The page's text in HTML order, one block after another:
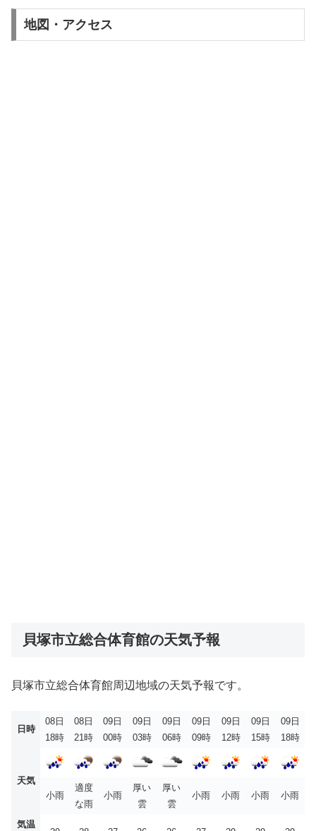
地図・アクセス
貝塚市立総合体育館の天気予報
貝塚市立総合体育館周辺地域の天気予報です。
日時
08日
18時
08日
21時
09日
00時
09日
03時
09日
06時
09日
09時
09日
12時
09日
15時
09日
18時
天気
小雨
適度
な雨
小雨
厚い
雲
厚い
雲
小雨 小雨 小雨 小雨
気温